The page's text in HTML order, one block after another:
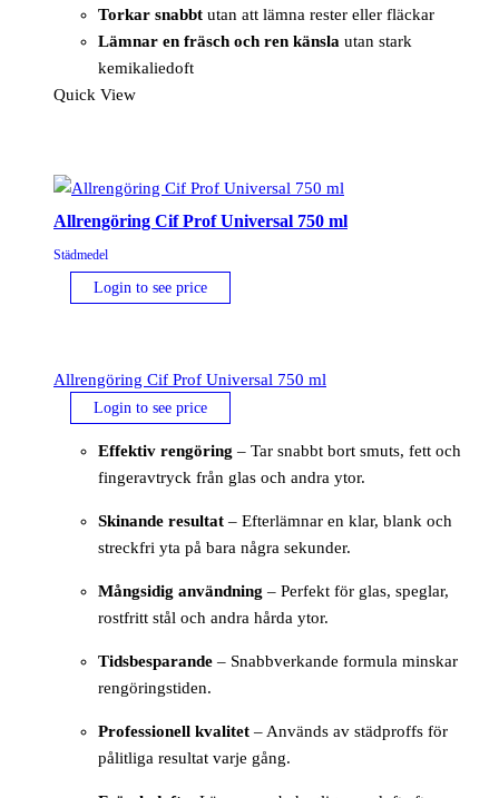
Torkar snabbt utan att lämna rester eller fläckar
Lämnar en fräsch och ren känsla utan stark
kemikaliedoft
Quick View
Allrengöring Cif Prof Universal 750 ml
Städmedel
Login to see price
Allrengöring Cif Prof Universal 750 ml
Login to see price
Effektiv rengöring – Tar snabbt bort smuts, fett och
fingeravtryck från glas och andra ytor.
Skinande resultat – Efterlämnar en klar, blank och
streckfri yta på bara några sekunder.
Mångsidig användning – Perfekt för glas, speglar,
rostfritt stål och andra hårda ytor.
Tidsbesparande – Snabbverkande formula minskar
rengöringstiden.
Professionell kvalitet – Används av städproffs för
pålitliga resultat varje gång.